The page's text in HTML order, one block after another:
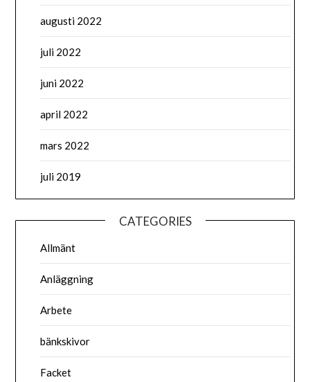
augusti 2022
juli 2022
juni 2022
april 2022
mars 2022
juli 2019
CATEGORIES
Allmänt
Anläggning
Arbete
bänkskivor
Facket